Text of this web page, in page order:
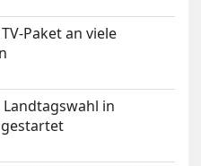
Paket an viele
in